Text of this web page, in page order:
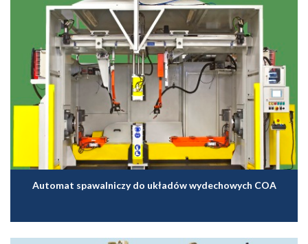
Automat spawalniczy do układów wydechowych COA